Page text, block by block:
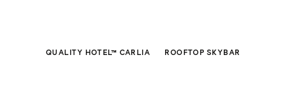
QUALITY HOTEL™ CARLIA ROOFTOP SKYBAR